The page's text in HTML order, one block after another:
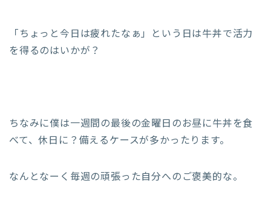
「ちょっと今日は疲れたなぁ」という日は牛丼で活力
を得るのはいかが？
ちなみに僕は一週間の最後の金曜日のお昼に牛丼を食
べて、休日に？備えるケースが多かったります。
なんとなーく毎週の頑張った自分へのご褒美的な。